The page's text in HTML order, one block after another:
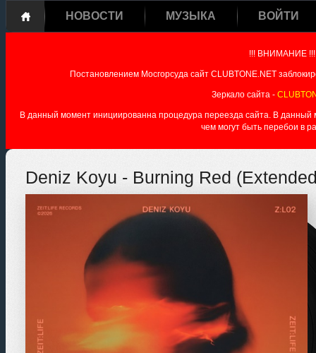
НОВОСТИ МУЗЫКА ВОЙТИ
!!! ВНИМАНИЕ !!!
Постановлением Мосгорсуда сайт CLUBTONE.NET
Зеркало сайта -
В данный момент инициированна процедура переезда сайта. В данный
чем могут быть перебои в
Deniz Koyu - Burning Red